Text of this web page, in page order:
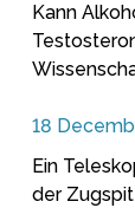
Kann
18
Ein
der